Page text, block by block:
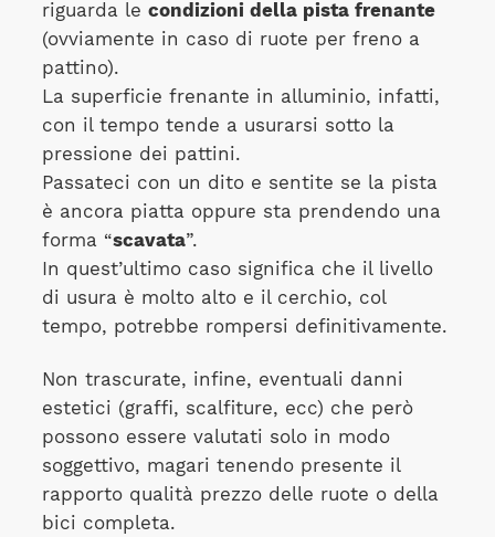
riguarda le condizioni della pista frenante
(ovviamente in caso di ruote per freno a
pattino).
La superficie frenante in alluminio, infatti,
con il tempo tende a usurarsi sotto la
pressione dei pattini.
Passateci con un dito e sentite se la pista
è ancora piatta oppure sta prendendo una
forma “scavata”.
In quest’ultimo caso significa che il livello
di usura è molto alto e il cerchio, col
tempo, potrebbe rompersi definitivamente.
Non trascurate, infine, eventuali danni
estetici (graffi, scalfiture, ecc) che però
possono essere valutati solo in modo
soggettivo, magari tenendo presente il
rapporto qualità prezzo delle ruote o della
bici completa.